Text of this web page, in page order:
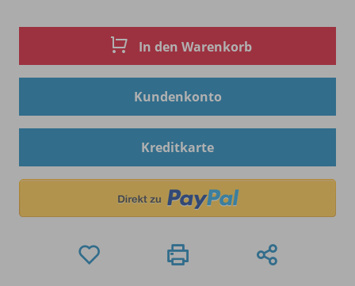
In den Warenkorb
Kundenkonto
Kreditkarte